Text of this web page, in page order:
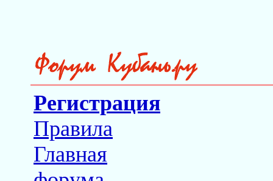
Регистрация
Правила
Главная